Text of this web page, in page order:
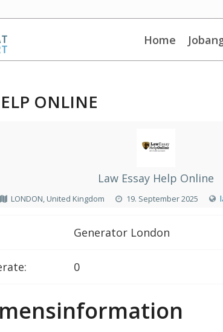
Home
ONLINE
Law Essay Help Online
LONDON, United Kingdom 19. September 2025
Generator London
0